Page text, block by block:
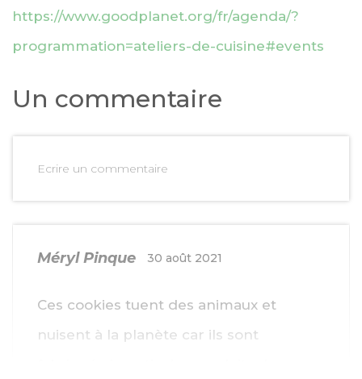
https://www.goodplanet.org/fr/agenda/?
programmation=ateliers-de-cuisine#events
Un commentaire
Ecrire un commentaire
Méryl Pinque 30 août 2021
Ces cookies tuent des animaux et
nuisent à la planète car ils sont